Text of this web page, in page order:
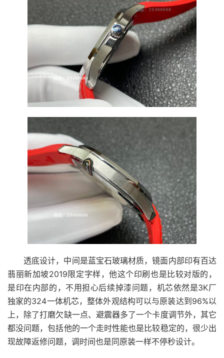
透底设计，中间是蓝宝石玻璃材质，镜面内部印有百达
翡丽新加坡2019限定字样，他这个印刷也是比较对版的，
是印在内部的，不用担心后续掉漆问题，机芯依然是3K厂
独家的324一体机芯，整体外观结构可以与原装达到96%以
上，除了打磨欠缺一点、避震器多了一个卡度调节外，其它
都没问题，包括他的一个走时性能也是比较稳定的，很少出
现故障返修问题，调时间也是同原装一样不停秒设计。